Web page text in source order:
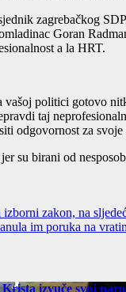
zagrebačkog
Goran
a la HRT.
politici gotovo
taj
odgovornost za
su birani od
zakon, na
im poruka na
izvuče svoj